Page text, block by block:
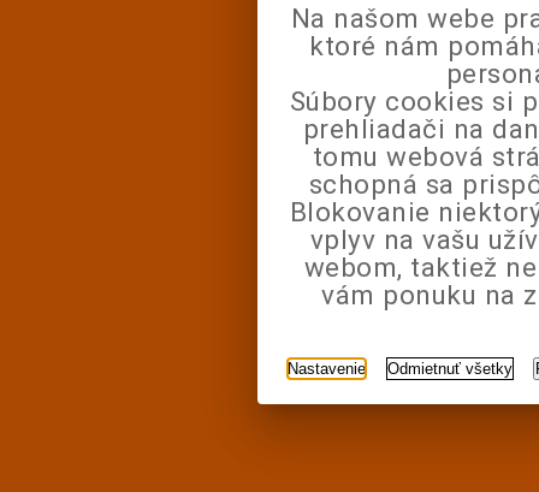
Na našom webe
ktoré nám
Súbory cookies si
prehliadači na
tomu webová
schopná sa
Blokovanie
vplyv na vašu
webom, taktiež
vám ponuku na
Nastavenie Odmietnuť všetky